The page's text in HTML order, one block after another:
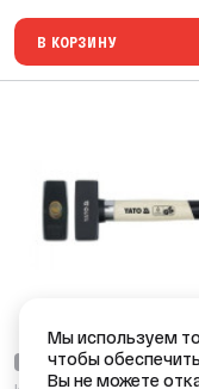
В КОРЗИНУ
НЕТ В НАЛИЧИИ
Мы используем
чтобы
Вы не можете